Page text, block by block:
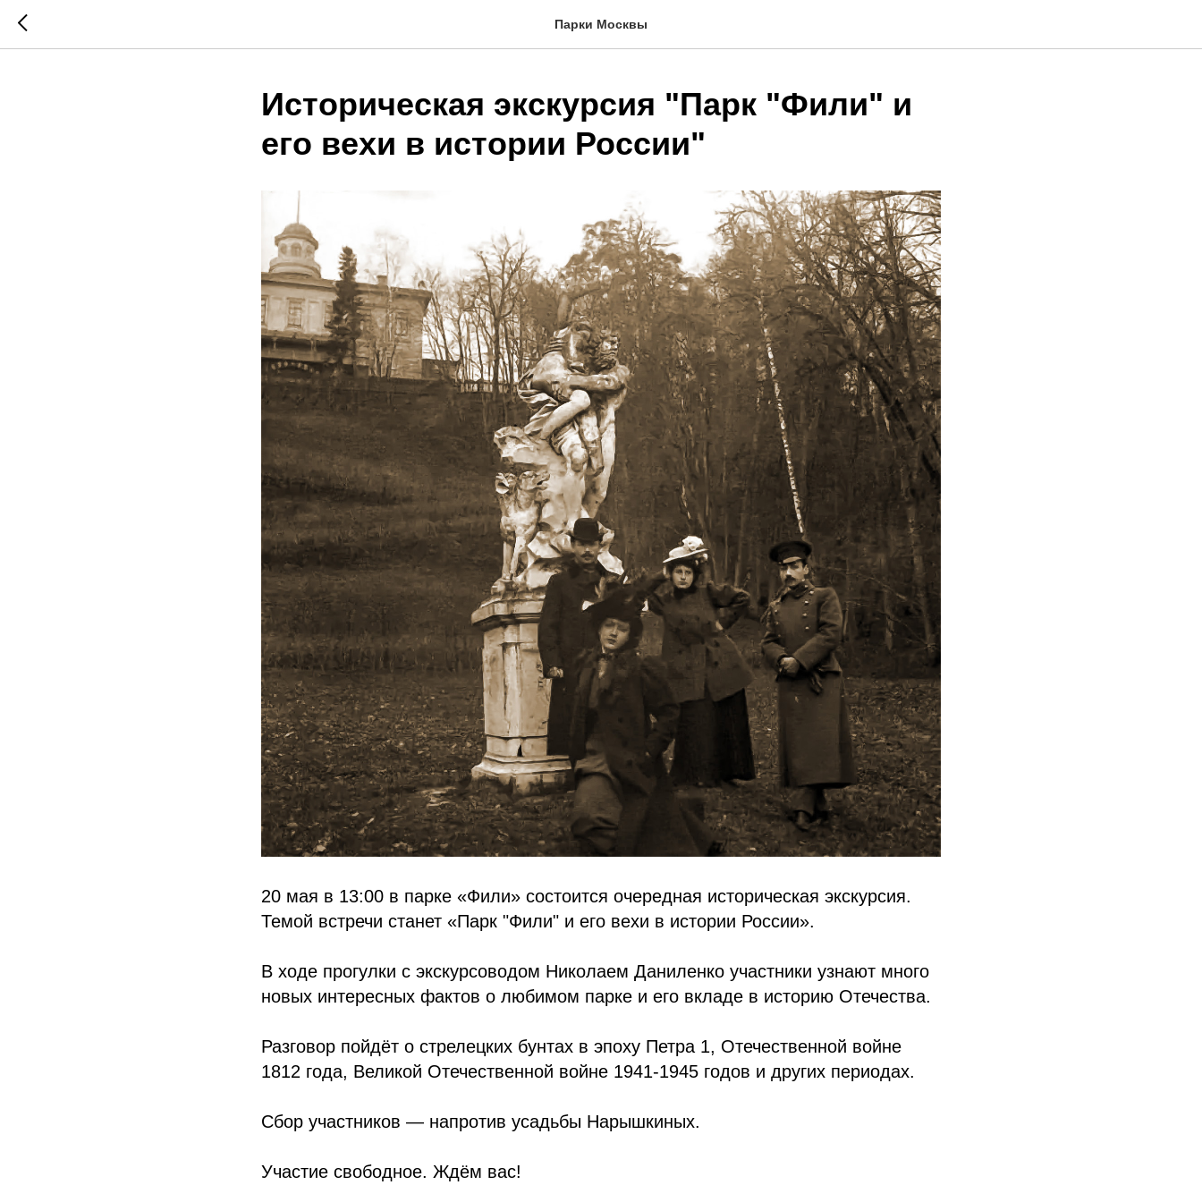
Парки Москвы
Историческая экскурсия "Парк "Фили" и
его вехи в истории России"
20 мая в 13:00 в парке «Фили» состоится очередная историческая экскурсия.
Темой встречи станет «Парк "Фили" и его вехи в истории России».
В ходе прогулки с экскурсоводом Николаем Даниленко участники узнают много
новых интересных фактов о любимом парке и его вкладе в историю Отечества.
Разговор пойдёт о стрелецких бунтах в эпоху Петра 1, Отечественной войне
1812 года, Великой Отечественной войне 1941-1945 годов и других периодах.
Сбор участников — напротив усадьбы Нарышкиных.
Участие свободное. Ждём вас!